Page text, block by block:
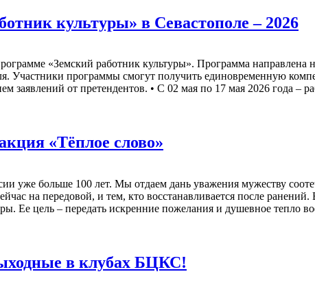
культуры» в Севастополе – 2026
«Земский работник культуры». Программа направлена
Участники программы смогут получить единовременную
заявлений от претендентов. • С 02 мая по 17 мая 2026 года –
«Тёплое слово»
уже больше 100 лет. Мы отдаем дань уважения мужеству
на передовой, и тем, кто восстанавливается после
Ее цель – передать искренние пожелания и душевное тепло
в клубах БЦКС!